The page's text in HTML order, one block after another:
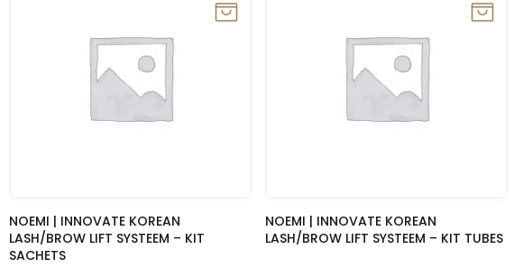
NOEMI | INNOVATE KOREAN
LASH/BROW LIFT SYSTEEM – KIT
SACHETS
NOEMI | INNOVATE KOREAN
LASH/BROW LIFT SYSTEEM – KIT TUBES